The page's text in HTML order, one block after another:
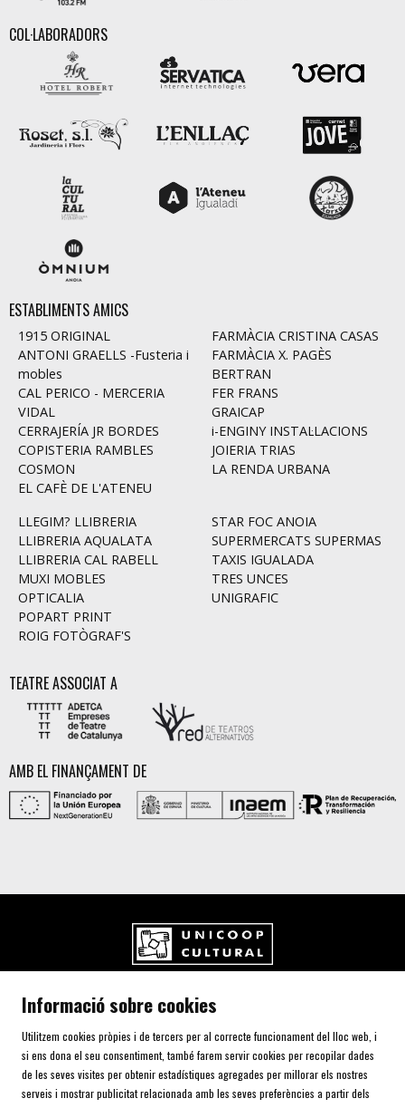
COL·LABORADORS
ESTABLIMENTS AMICS
1915 ORIGINAL
ANTONI GRAELLS -Fusteria i
mobles
CAL PERICO - MERCERIA
VIDAL
CERRAJERÍA JR BORDES
COPISTERIA RAMBLES
COSMON
EL CAFÈ DE L'ATENEU
FARMÀCIA CRISTINA CASAS
FARMÀCIA X. PAGÈS
BERTRAN
FER FRANS
GRAICAP
i-ENGINY INSTAL·LACIONS
JOIERIA TRIAS
LA RENDA URBANA
LLEGIM? LLIBRERIA
LLIBRERIA AQUALATA
LLIBRERIA CAL RABELL
MUXI MOBLES
OPTICALIA
POPART PRINT
ROIG FOTÒGRAF'S
STAR FOC ANOIA
SUPERMERCATS SUPERMAS
TAXIS IGUALADA
TRES UNCES
UNIGRAFIC
TEATRE ASSOCIAT A
AMB EL FINANÇAMENT DE
Carrer de l'Aurora, 80 (Plaça de Cal Font)
Telf. 93 805 00 75
Informació sobre cookies
Utilitzem cookies pròpies i de tercers per al correcte funcionament del lloc web, i
si ens dona el seu consentiment, també farem servir cookies per recopilar dades
de les seves visites per obtenir estadístiques agregades per millorar els nostres
serveis i mostrar publicitat relacionada amb les seves preferències a partir dels